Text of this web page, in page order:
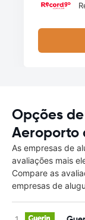
Opções
Aeroporto
As empresas de
avaliações mais
Compare as
empresas de